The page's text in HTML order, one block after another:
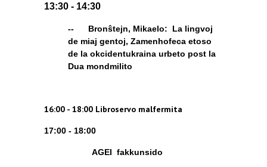
13:30 - 14:30
-- Bronŝtejn, Mikaelo: La lingvoj
de miaj gentoj, Zamenhofeca etoso
de la okcidentukraina urbeto post la
Dua mondmilito
16:00 - 18:00 Libroservo malfermita
17:00 - 18:00
AGEI fakkunsido